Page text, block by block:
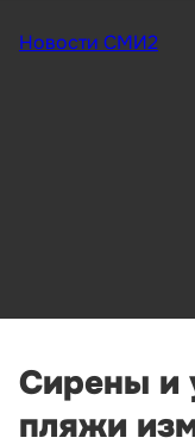
Новости СМИ2
Сирены и
пляжи